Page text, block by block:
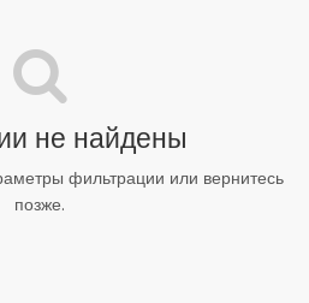
не найдены
фильтрации или вернитесь
позже.